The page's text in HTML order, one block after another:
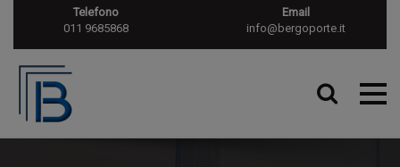
Telefono
011 9685868
Email
info@bergoporte.it